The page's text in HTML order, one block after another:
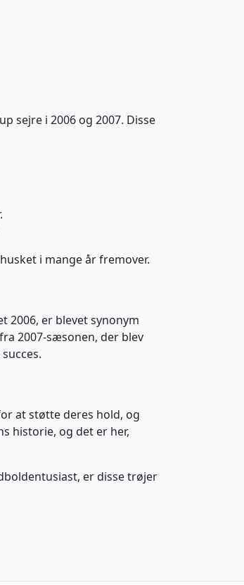
sejre i 2006 og 2007. Disse
i mange år fremover.
er blevet synonym
2007-sæsonen, der blev
at støtte deres hold, og
historie, og det er her,
er disse trøjer